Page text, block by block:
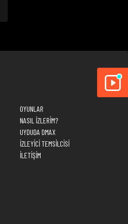
OYUNLAR
NASIL İZLERİM?
UYDUDA DMAX
İZLEYİCİ TEMSİLCİSİ
İLETİŞİM